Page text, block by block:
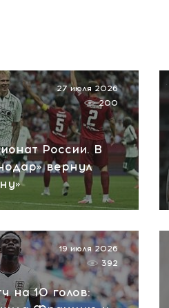
России. В
вернул
27 июля 2026
200
на 10 голов:
19 июля 2026
392